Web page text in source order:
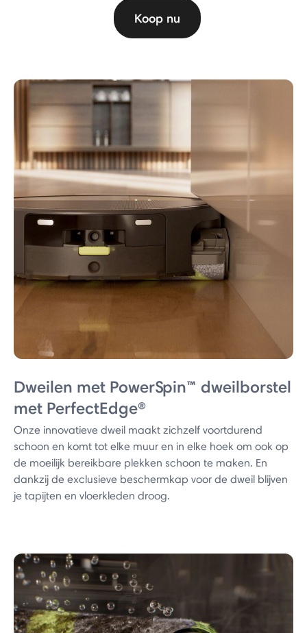
Koop nu
Dweilen met PowerSpin™ dweilborstel
met PerfectEdge®
Onze innovatieve dweil maakt zichzelf voortdurend
schoon en komt tot elke muur en in elke hoek om ook op
de moeilijk bereikbare plekken schoon te maken. En
dankzij de exclusieve beschermkap voor de dweil blijven
je tapijten en vloerkleden droog.